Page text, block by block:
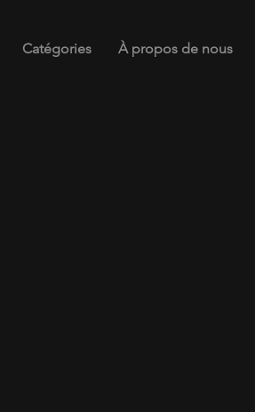
Catégories À propos de nous